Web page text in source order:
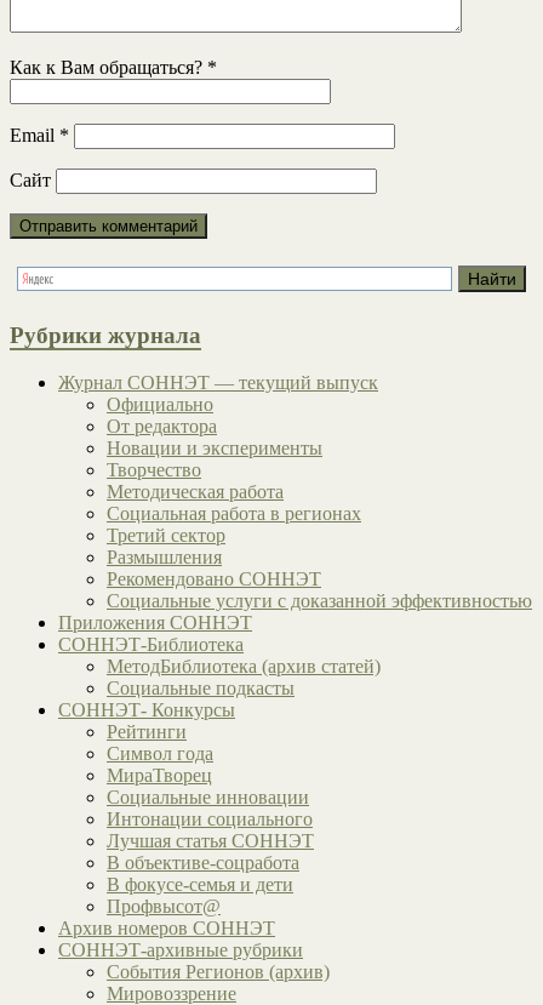
Как к Вам обращаться? *
Email *
Сайт
Рубрики журнала
Журнал СОННЭТ — текущий выпуск
Официально
От редактора
Новации и эксперименты
Творчество
Методическая работа
Социальная работа в регионах
Третий сектор
Размышления
Рекомендовано СОННЭТ
Социальные услуги с доказанной эффективностью
Приложения СОННЭТ
СОННЭТ-Библиотека
МетодБиблиотека (архив статей)
Социальные подкасты
СОННЭТ- Конкурсы
Рейтинги
Символ года
МираТворец
Социальные инновации
Интонации социального
Лучшая статья СОННЭТ
В объективе-соцработа
В фокусе-семья и дети
Профвысот@
Архив номеров СОННЭТ
СОННЭТ-архивные рубрики
События Регионов (архив)
Мировоззрение